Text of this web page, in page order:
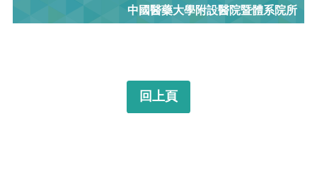
中國醫藥大學附設醫院暨體系院所
回上頁